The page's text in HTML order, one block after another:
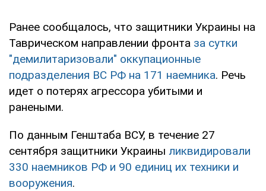
Ранее сообщалось, что защитники Украины на
Таврическом направлении фронта за сутки
"демилитаризовали" оккупационные
подразделения ВС РФ на 171 наемника. Речь
идет о потерях агрессора убитыми и
ранеными.
По данным Генштаба ВСУ, в течение 27
сентября защитники Украины ликвидировали
330 наемников РФ и 90 единиц их техники и
вооружения.